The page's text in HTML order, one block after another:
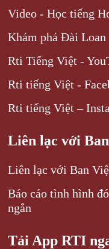
Video - Học tiếng
Khám phá Đài Loan
Rti Tiếng Việt -
Rti tiếng Việt -
Rti tiếng Việt –
Liên lạc với
Liên lạc với Ban
Báo cáo tình hình
ngắn
Tải App RTI